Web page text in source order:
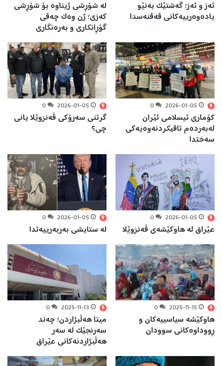
ئەز و ئەز؛ گەشتێک بەنێو
یادەوەرییەکانی قەقنەسدا
لە شۆڕشی ژیناوە بۆ شۆڕشی
کەزی؛ ژن وەک چەقی
گۆڕانکاری و بەرەنگاری
2026-01-05
0
کۆماری ئیسلامی ئێران
لەبەردەم تاقیکردنەوەیەکی
سەختدا
2026-01-05
0
گرتنی سەرۆکی ڤەنزوێلا یانی
چی؟
2026-01-05
0
عێراق لە هاوکێشەی ڤەنزوێلا
2026-01-05
0
لە ستایشی بەربەرییەتدا
2025-11-15
0
هاوکێشە سياسييەکان و
ڕووداوەکانی سوودان
2025-11-13
0
میتا هەڵبژاردن؛ چەند
سەرنجێک لە سەر
هەڵبژاردنەکانی عێراق